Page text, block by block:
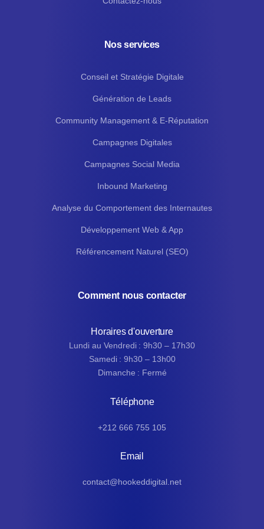
Nos services
Conseil et Stratégie Digitale
Génération de Leads
Community Management & E-Réputation
Campagnes Digitales
Campagnes Social Media
Inbound Marketing
Analyse du Comportement des Internautes
Développement Web & App
Référencement Naturel (SEO)
Comment nous contacter
Horaires d'ouverture
Lundi au Vendredi : 9h30 – 17h30
Samedi : 9h30 – 13h00
Dimanche : Fermé
Téléphone
+212 666 755 105
Email
contact@hookeddigital.net